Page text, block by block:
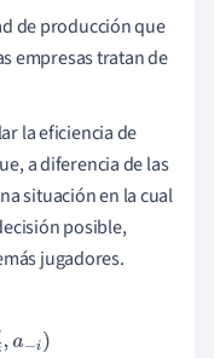
de producción que
empresas tratan de
la eficiencia de
a diferencia de las
situación en la cual
posible,
jugadores.
−)